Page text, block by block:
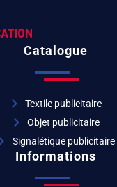
Catalogue
Textile publicitaire
Objet publicitaire
Signalétique publicitaire
Informations